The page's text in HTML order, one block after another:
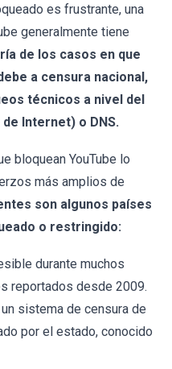
es frustrante, una
generalmente tiene
de los casos en que
a censura nacional,
técnicos a nivel del
Internet) o DNS.
bloquean YouTube lo
más amplios de
son algunos países
o restringido:
durante muchos
reportados desde 2009.
sistema de censura de
por el estado, conocido